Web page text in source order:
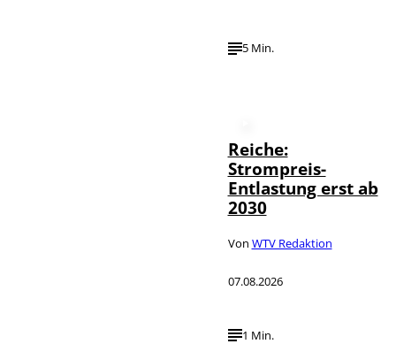
5 Min.
Reiche:
Strompreis-
Entlastung erst ab
2030
Von WTV Redaktion
07.08.2026
1 Min.